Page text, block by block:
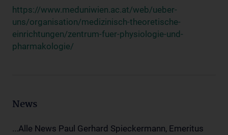
https://www.meduniwien.ac.at/web/ueber-
uns/organisation/medizinisch-theoretische-
einrichtungen/zentrum-fuer-physiologie-und-
pharmakologie/
News
...Alle News Paul Gerhard Spieckermann, Emeritus